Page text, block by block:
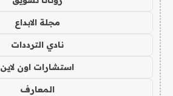
مجلة الابداع
نادي الترددات
استشارات اون لاين
المعارف